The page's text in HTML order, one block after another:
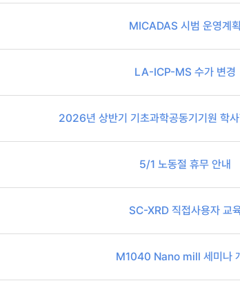
MICADAS 시범 운영계획
LA-ICP-MS 수가 변경
2026년 상반기 기초과학공동기기원 학
5/1 노동절 휴무 안내
SC-XRD 직접사용자 교
M1040 Nano mill 세미나